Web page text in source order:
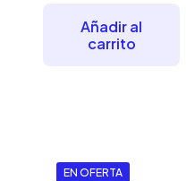
era:
$729.01.
Añadir al
carrito
EN OFERTA